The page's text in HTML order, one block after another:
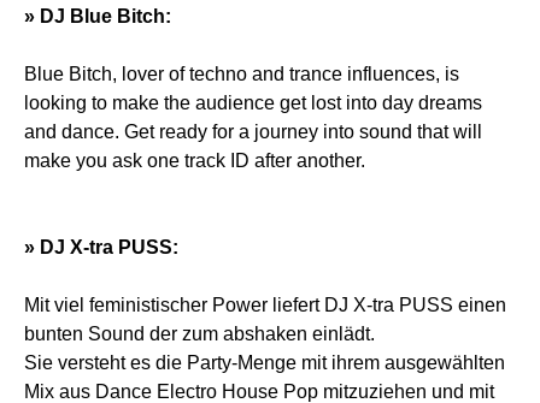
» DJ Blue Bitch:
Blue Bitch, lover of techno and trance influences, is
looking to make the audience get lost into day dreams
and dance. Get ready for a journey into sound that will
make you ask one track ID after another.
» DJ X-tra PUSS:
Mit viel feministischer Power liefert DJ X-tra PUSS einen
bunten Sound der zum abshaken einlädt.
Sie versteht es die Party-Menge mit ihrem ausgewählten
Mix aus Dance Electro House Pop mitzuziehen und mit